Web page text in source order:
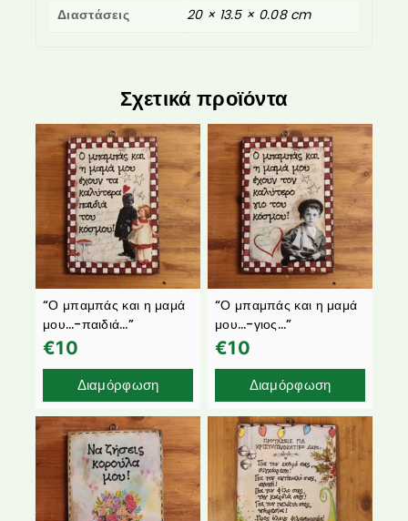
Διαστάσεις
20 × 13.5 × 0.08 cm
Σχετικά προϊόντα
“Ο μπαμπάς και η μαμά
μου…-παιδιά…”
€10
Διαμόρφωση
“Ο μπαμπάς και η μαμά
μου…-γιος…”
€10
Διαμόρφωση